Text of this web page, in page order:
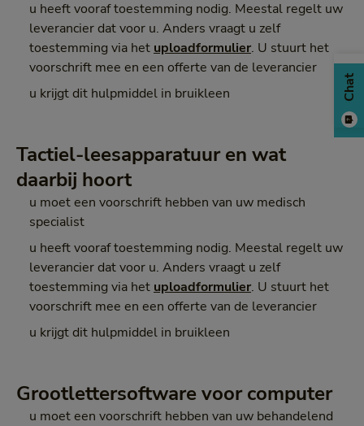
u heeft vooraf toestemming nodig. Meestal regelt uw
leverancier dat voor u. Anders vraagt u zelf
toestemming via het uploadformulier. U stuurt het
voorschrift mee en een offerte van de leverancier
u krijgt dit hulpmiddel in bruikleen
Tactiel-leesapparatuur en wat
daarbij hoort
u moet een voorschrift hebben van uw medisch
specialist
u heeft vooraf toestemming nodig. Meestal regelt uw
leverancier dat voor u. Anders vraagt u zelf
toestemming via het uploadformulier. U stuurt het
voorschrift mee en een offerte van de leverancier
u krijgt dit hulpmiddel in bruikleen
Grootlettersoftware voor computer
u moet een voorschrift hebben van uw behandelend
Chat